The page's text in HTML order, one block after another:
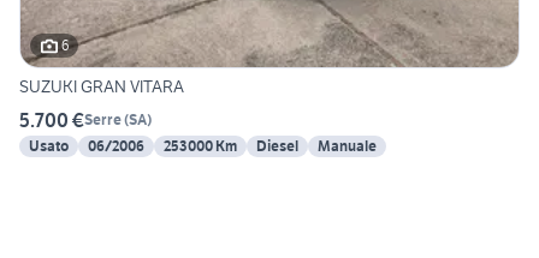
6
SUZUKI GRAN VITARA
5.700 €Serre(SA)
Usato
06/2006 253000 Km Diesel Manuale